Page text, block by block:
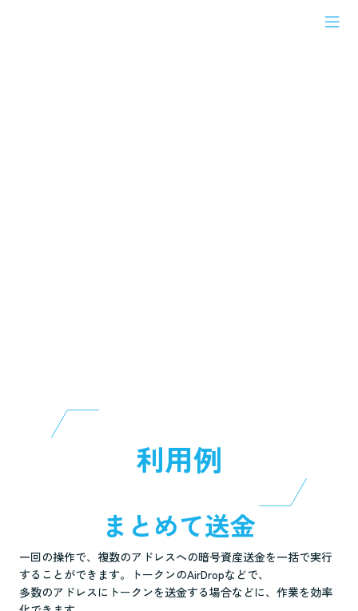
利用例
まとめて送金
一回の操作で、複数のアドレスへの暗号資産送金を一括で実行
することができます。トークンのAirDropなどで、
多数のアドレスにトークンを送金する場合などに、作業を効率